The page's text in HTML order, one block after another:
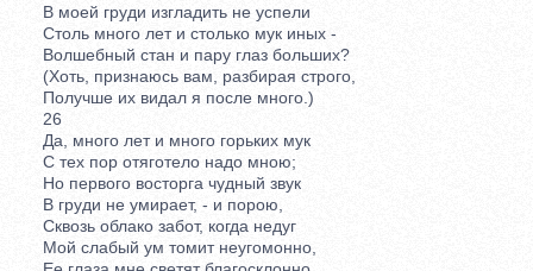
В моей груди изгладить не успели
Столь много лет и столько мук иных -
Волшебный стан и пару глаз больших?
(Хоть, признаюсь вам, разбирая строго,
Получше их видал я после много.)
26
Да, много лет и много горьких мук
С тех пор отяготело надо мною;
Но первого восторга чудный звук
В груди не умирает, - и порою,
Сквозь облако забот, когда недуг
Мой слабый ум томит неугомонно,